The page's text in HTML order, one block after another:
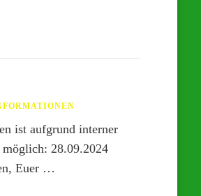
ist aufgrund interner
möglich: 28.09.2024
Euer …